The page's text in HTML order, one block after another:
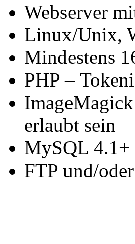
Webserver
Linux/Unix,
Mindestens
PHP –
erlaubt sein
MySQL 4.1+
FTP und/